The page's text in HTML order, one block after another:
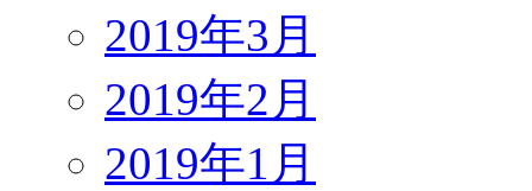
2019年3月
2019年2月
2019年1月